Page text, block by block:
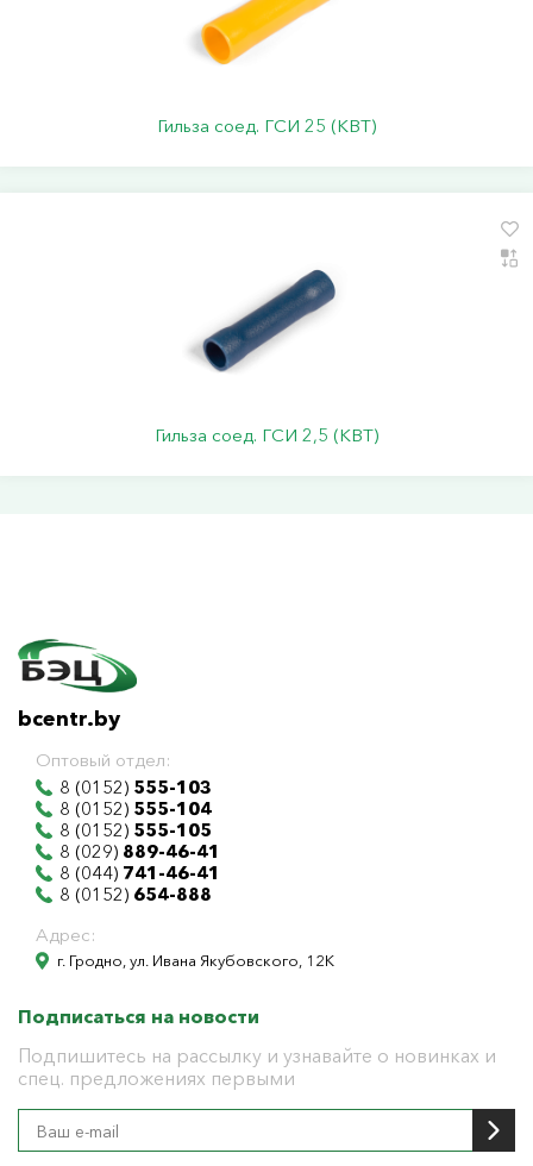
Гильза соед. ГСИ 25 (КВТ)
Гильза соед. ГСИ 2,5 (КВТ)
bcentr.by
Оптовый отдел:
8 (0152) 555-103
8 (0152) 555-104
8 (0152) 555-105
8 (029) 889-46-41
8 (044) 741-46-41
8 (0152) 654-888
Адрес:
г. Гродно, ул. Ивана Якубовского, 12К
Подписаться на новости
Подпишитесь на рассылку и узнавайте о новинках и
спец. предложениях первыми